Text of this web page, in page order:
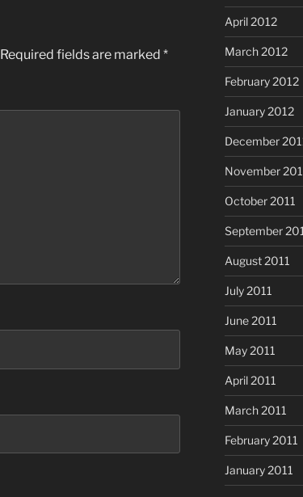
Required fields are marked *
April 2012
March 2012
February 2012
January 2012
December
November
October 2011
September
August 2011
July 2011
June 2011
May 2011
April 2011
March 2011
February 2011
January 2011